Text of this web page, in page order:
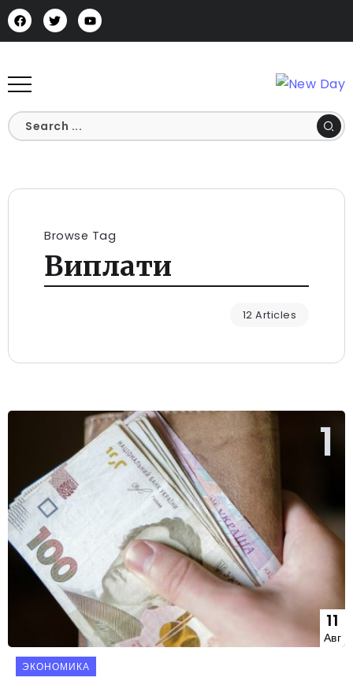
Browse Tag
Виплати
12 Articles
11
Авг
ЭКОНОМИКА